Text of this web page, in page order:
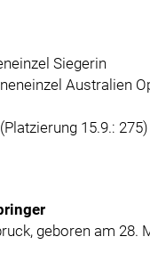
Siegerin
Australien
15.9.: 275)
geboren am 28.